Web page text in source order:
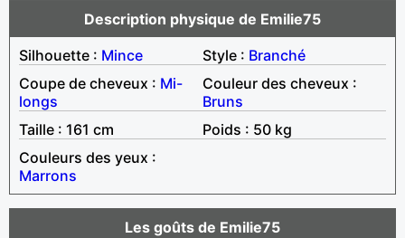
Description physique de Emilie75
Silhouette : Mince Style : Branché
Coupe de cheveux : Mi-
longs
Couleur des cheveux :
Bruns
Taille : 161 cm
Poids : 50 kg
Couleurs des yeux :
Marrons
Les goûts de Emilie75